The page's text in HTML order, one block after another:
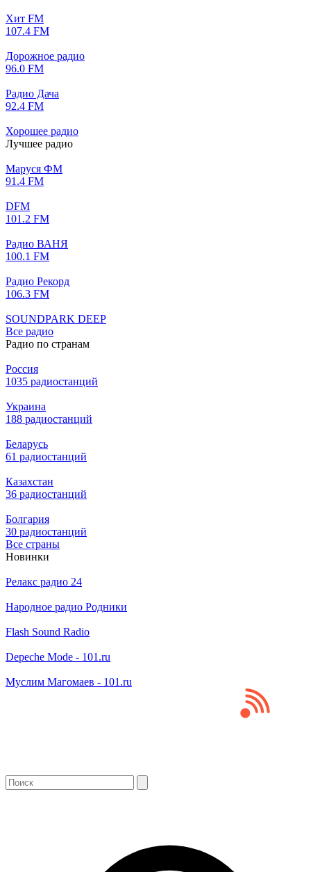
Хит FM
107.4 FM
Дорожное радио
96.0 FM
Радио Дача
92.4 FM
Хорошее радио
Лучшее радио
Маруся ФМ
91.4 FM
DFM
101.2 FM
Радио ВАНЯ
100.1 FM
Радио Рекорд
106.3 FM
SOUNDPARK DEEP
Все радио
Радио по странам
Россия
1035 радиостанций
Украина
188 радиостанций
Беларусь
61 радиостанций
Казахстан
36 радиостанций
Болгария
30 радиостанций
Все страны
Новинки
Релакс радио 24
Народное радио Родники
Flash Sound Radio
Depeche Mode - 101.ru
Муслим Магомаев - 101.ru